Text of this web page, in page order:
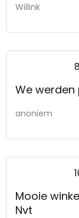
Willink
8
We
anoniem
Mooie
Nvt